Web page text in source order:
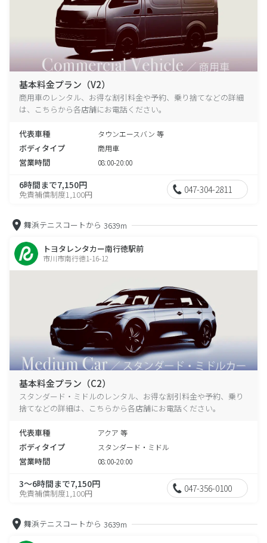
基本料金プラン（V2）
商用車のレンタル、お得な割引料金や予約、乗り捨てなどの詳細
は、こちらから各店舗にお電話ください。
代表車種 タウンエースバン 等
ボディタイプ 商用車
営業時間 08:00-20:00
6時間まで7,150円
免責補償制度1,100円 047-304-2811
舞浜テニスコートから 3639m
トヨタレンタカー南行徳駅前
市川市南行徳1-16-12
基本料金プラン（C2）
スタンダード・ミドルのレンタル、お得な割引料金や予約、乗り
捨てなどの詳細は、こちらから各店舗にお電話ください。
代表車種 アクア 等
ボディタイプ スタンダード・ミドル
営業時間 08:00-20:00
3～6時間まで7,150円
免責補償制度1,100円 047-356-0100
舞浜テニスコートから 3639m